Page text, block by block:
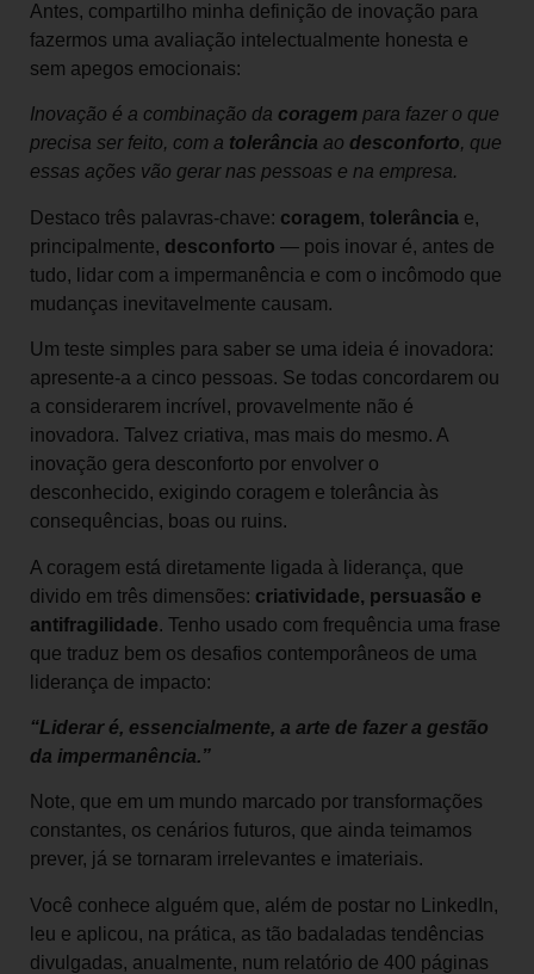
Antes, compartilho minha definição de inovação para
fazermos uma avaliação intelectualmente honesta e
sem apegos emocionais:
Inovação é a combinação da coragem para fazer o que
precisa ser feito, com a tolerância ao desconforto, que
essas ações vão gerar nas pessoas e na empresa.
Destaco três palavras-chave: coragem, tolerância e,
principalmente, desconforto — pois inovar é, antes de
tudo, lidar com a impermanência e com o incômodo que
mudanças inevitavelmente causam.
Um teste simples para saber se uma ideia é inovadora:
apresente-a a cinco pessoas. Se todas concordarem ou
a considerarem incrível, provavelmente não é
inovadora. Talvez criativa, mas mais do mesmo. A
inovação gera desconforto por envolver o
desconhecido, exigindo coragem e tolerância às
consequências, boas ou ruins.
A coragem está diretamente ligada à liderança, que
divido em três dimensões: criatividade, persuasão e
antifragilidade. Tenho usado com frequência uma frase
que traduz bem os desafios contemporâneos de uma
liderança de impacto:
“Liderar é, essencialmente, a arte de fazer a gestão
da impermanência.”
Note, que em um mundo marcado por transformações
constantes, os cenários futuros, que ainda teimamos
prever, já se tornaram irrelevantes e imateriais.
Você conhece alguém que, além de postar no LinkedIn,
leu e aplicou, na prática, as tão badaladas tendências
divulgadas, anualmente, num relatório de 400 páginas